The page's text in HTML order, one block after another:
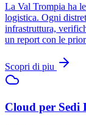
La Val Trompia ha
logistica. Ogni
infrastruttura,
un report con le
Scopri di piu
Cloud per Sedi